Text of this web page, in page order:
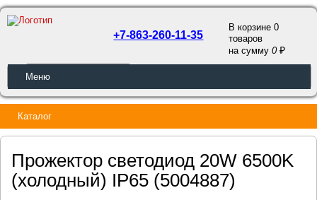
ОБРАТНЫЙ ЗВОНОК
+7-863-260-11-35
В корзине 0
товаров
на сумму0
Меню
Каталог
Прожектор светодиод 20W 6500K
(холодный) IP65 (5004887)